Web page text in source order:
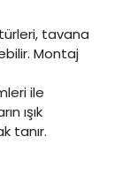
tavana
Montaj
ile
ışık
tanır.